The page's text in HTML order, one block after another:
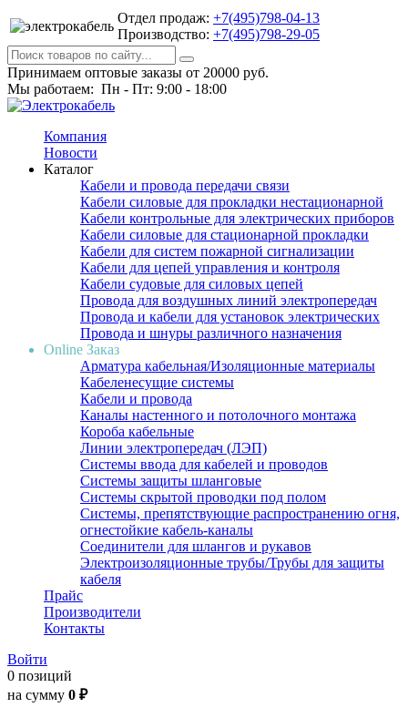
Отдел продаж: +7(495)798-04-13
Производство: +7(495)798-29-05
Принимаем оптовые заказы от 20000 руб.
Мы работаем: Пн - Пт: 9:00 - 18:00
Компания
Новости
Каталог
Кабели и провода передачи связи
Кабели силовые для прокладки нестационарной
Кабели контрольные для электрических приборов
Кабели силовые для стационарной прокладки
Кабели для систем пожарной сигнализации
Кабели для цепей управления и контроля
Кабели судовые для силовых цепей
Провода для воздушных линий электропередач
Провода и кабели для установок электрических
Провода и шнуры различного назначения
Online Заказ
Арматура кабельная/Изоляционные материалы
Кабеленесущие системы
Кабели и провода
Каналы настенного и потолочного монтажа
Короба кабельные
Линии электропередач (ЛЭП)
Системы ввода для кабелей и проводов
Системы защиты шланговые
Системы скрытой проводки под полом
Системы, препятствующие распространению огня,
огнестойкие кабель-каналы
Соединители для шлангов и рукавов
Электроизоляционные трубы/Трубы для защиты
кабеля
Прайс
Производители
Контакты
Войти
0 позиций
на сумму 0 ₽